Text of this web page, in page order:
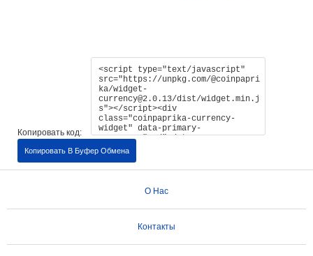
Копировать код:
Копировать В Буфер Обмена
О Нас
Контакты